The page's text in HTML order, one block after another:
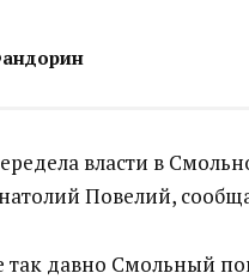
власти в
Повелий,
давно Смольный